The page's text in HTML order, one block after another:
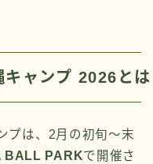
キャンプ 2026と
プは、2月の初旬～末
BALL PARKで開催さ